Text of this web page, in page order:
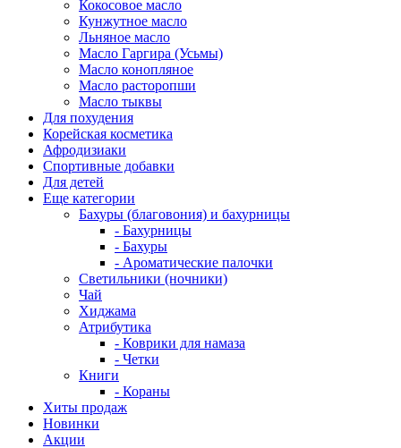
Кокосовое масло
Кунжутное масло
Льняное масло
Масло Гаргира (Усьмы)
Масло конопляное
Масло расторопши
Масло тыквы
Для похудения
Корейская косметика
Афродизиаки
Спортивные добавки
Для детей
Еще категории
Бахуры (благовония) и бахурницы
- Бахурницы
- Бахуры
- Ароматические палочки
Светильники (ночники)
Чай
Хиджама
Атрибутика
- Коврики для намаза
- Четки
Книги
- Кораны
Хиты продаж
Новинки
Акции